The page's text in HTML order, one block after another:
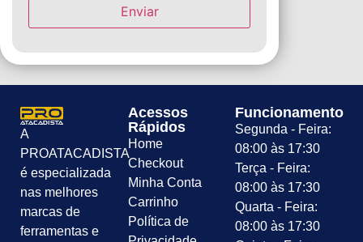
A
PROATACADISTA
é especializada
nas melhores
marcas de
ferramentas e
Acessos
Rápidos
Home
Checkout
Minha Conta
Carrinho
Política de
Funcionamento
Segunda - Feira:
08:00 às 17:30
Terça - Feira:
08:00 às 17:30
Quarta - Feira:
08:00 às 17:30